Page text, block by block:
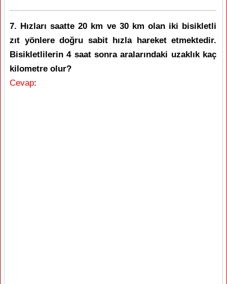
7. Hızları saatte 20 km ve 30 km olan iki bisikletli
zıt yönlere doğru sabit hızla hareket etmektedir.
Bisikletlilerin 4 saat sonra aralarındaki uzaklık kaç
kilometre olur?
Cevap: